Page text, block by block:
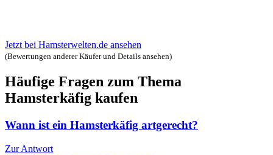
Jetzt bei Hamsterwelten.de ansehen
(Bewertungen anderer Käufer und Details ansehen)
Häufige Fragen zum Thema
Hamsterkäfig kaufen
Wann ist ein Hamsterkäfig artgerecht?
Zur Antwort